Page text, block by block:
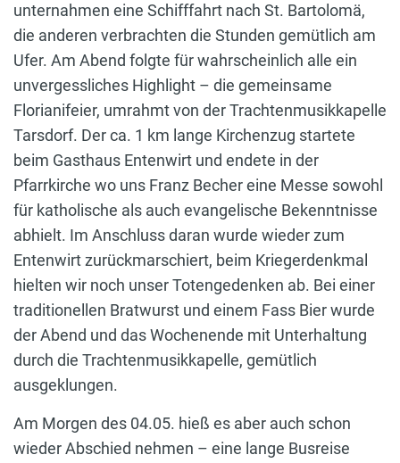
unternahmen eine Schifffahrt nach St. Bartolomä,
die anderen verbrachten die Stunden gemütlich am
Ufer. Am Abend folgte für wahrscheinlich alle ein
unvergessliches Highlight – die gemeinsame
Florianifeier, umrahmt von der Trachtenmusikkapelle
Tarsdorf. Der ca. 1 km lange Kirchenzug startete
beim Gasthaus Entenwirt und endete in der
Pfarrkirche wo uns Franz Becher eine Messe sowohl
für katholische als auch evangelische Bekenntnisse
abhielt. Im Anschluss daran wurde wieder zum
Entenwirt zurückmarschiert, beim Kriegerdenkmal
hielten wir noch unser Totengedenken ab. Bei einer
traditionellen Bratwurst und einem Fass Bier wurde
der Abend und das Wochenende mit Unterhaltung
durch die Trachtenmusikkapelle, gemütlich
ausgeklungen.
Am Morgen des 04.05. hieß es aber auch schon
wieder Abschied nehmen – eine lange Busreise